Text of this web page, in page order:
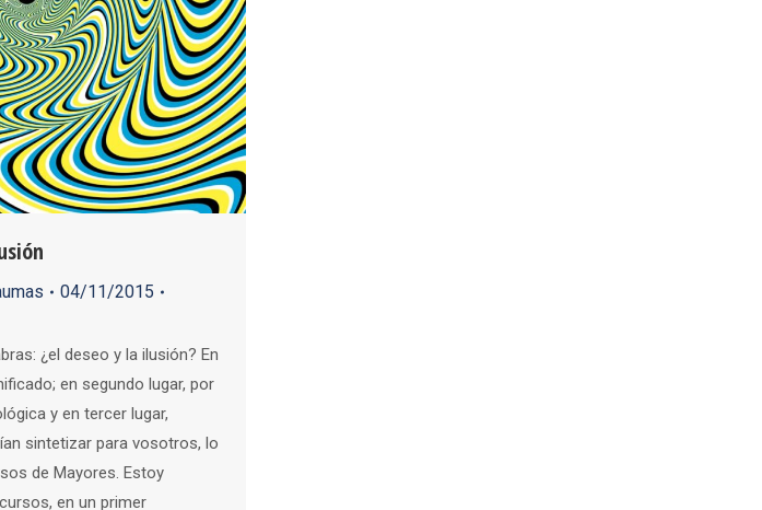
04/11/2015
¿el deseo y la ilusión? En
en segundo lugar, por
y en tercer lugar,
sintetizar para vosotros, lo
de Mayores. Estoy
en un primer